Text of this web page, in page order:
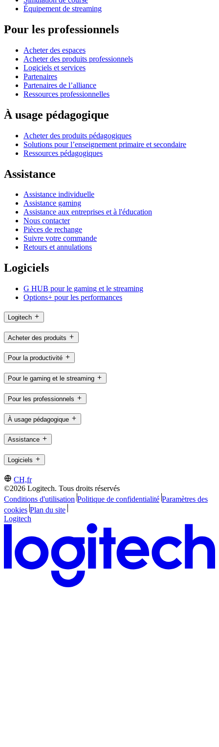
Équipement de streaming
Pour les professionnels
Acheter des espaces
Acheter des produits professionnels
Logiciels et services
Partenaires
Partenaires de l’alliance
Ressources professionnelles
À usage pédagogique
Acheter des produits pédagogiques
Solutions pour l’enseignement primaire et secondaire
Ressources pédagogiques
Assistance
Assistance individuelle
Assistance gaming
Assistance aux entreprises et à l'éducation
Nous contacter
Pièces de rechange
Suivre votre commande
Retours et annulations
Logiciels
G HUB pour le gaming et le streaming
Options+ pour les performances
Logitech
Acheter des produits
Pour la productivité
Pour le gaming et le streaming
Pour les professionnels
À usage pédagogique
Assistance
Logiciels
CH,fr
©2026 Logitech. Tous droits réservés
Conditions d'utilisation Politique de confidentialité Paramètres des
cookies Plan du site
Logitech